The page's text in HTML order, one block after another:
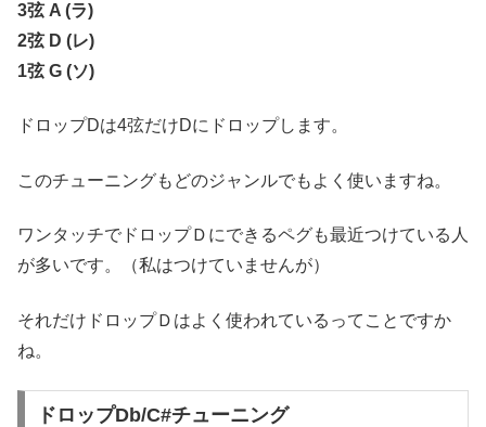
3弦 A (ラ)
2弦 D (レ)
1弦 G (ソ)
ドロップDは4弦だけDにドロップします。
このチューニングもどのジャンルでもよく使いますね。
ワンタッチでドロップＤにできるペグも最近つけている人
が多いです。（私はつけていませんが）
それだけドロップＤはよく使われているってことですか
ね。
ドロップDb/C#チューニング